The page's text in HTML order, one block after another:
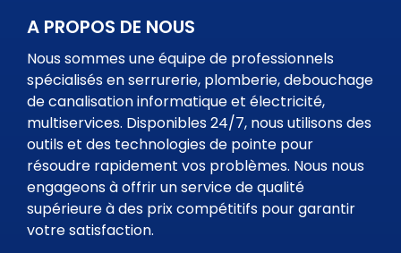
A PROPOS DE NOUS
Nous sommes une équipe de professionnels
spécialisés en serrurerie, plomberie, debouchage
de canalisation informatique et électricité,
multiservices. Disponibles 24/7, nous utilisons des
outils et des technologies de pointe pour
résoudre rapidement vos problèmes. Nous nous
engageons à offrir un service de qualité
supérieure à des prix compétitifs pour garantir
votre satisfaction.